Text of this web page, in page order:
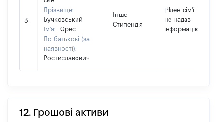
3
Прізвище:
Бучковський
Ім'я:
Орест
По батькові (за
наявності):
Ростиславович
Інше
Стипендія
[Член сім'ї
не надав
інформацію]
12. Грошові активи